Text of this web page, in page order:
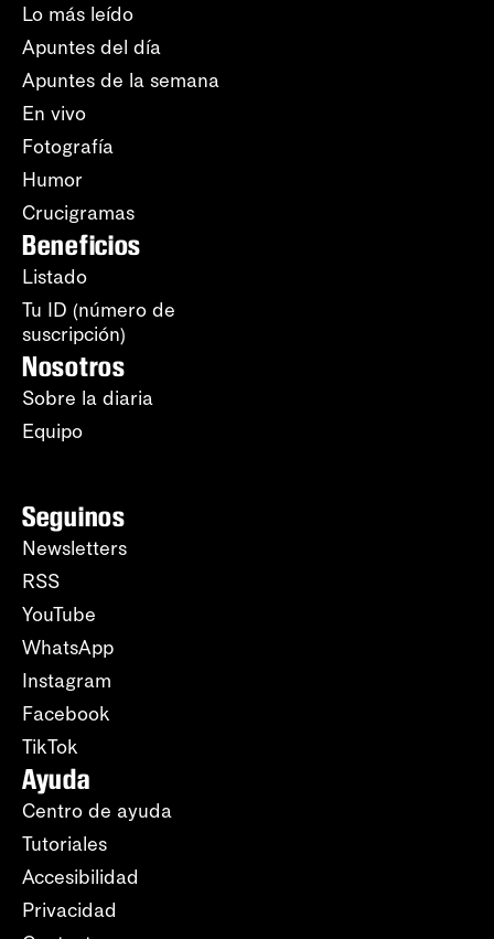
Lo más leído
Apuntes del día
Apuntes de la semana
En vivo
Fotografía
Humor
Crucigramas
Beneficios
Listado
Tu ID (número de
suscripción)
Nosotros
Sobre la diaria
Equipo
Seguinos
Newsletters
RSS
YouTube
WhatsApp
Instagram
Facebook
TikTok
Ayuda
Centro de ayuda
Tutoriales
Accesibilidad
Privacidad